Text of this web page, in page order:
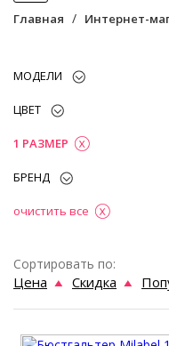
Главная Интернет-
МОДЕЛИ
ЦВЕТ
1 РАЗМЕР
БРЕНД
очистить все
Сортировать по:
Цена Скидка